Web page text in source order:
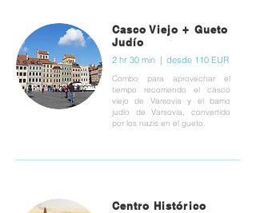
Casco Viejo + Gueto
Judío
2 hr 30 min | desde 110 EUR
Combo para aprovechar el
tiempo recorriendo el casco
viejo de Varsovia y el barrio
judío de Varsovia, convertido
por los nazis en el gueto.
Centro Histórico